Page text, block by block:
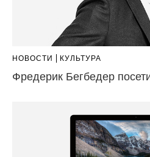
НОВОСТИ КУЛЬТУРА
Фредерик Бегбедер